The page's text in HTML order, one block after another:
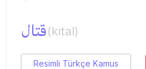
قتال(kıtal)
Resimli Türkçe Kamus